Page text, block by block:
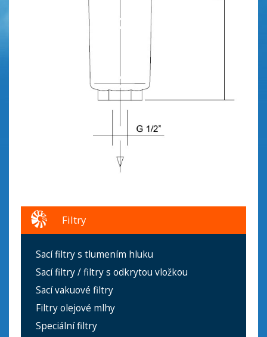
Filtry
Sací filtry s tlumením hluku
Sací filtry / filtry s odkrytou vložkou
Sací vakuové filtry
Filtry olejové mlhy
Speciální filtry